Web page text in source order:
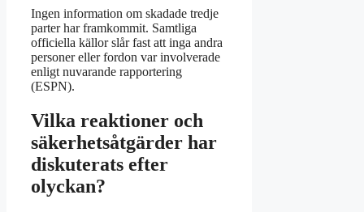
Ingen information om skadade tredje
parter har framkommit. Samtliga
officiella källor slår fast att inga andra
personer eller fordon var involverade
enligt nuvarande rapportering
(ESPN).
Vilka reaktioner och
säkerhetsåtgärder har
diskuterats efter
olyckan?